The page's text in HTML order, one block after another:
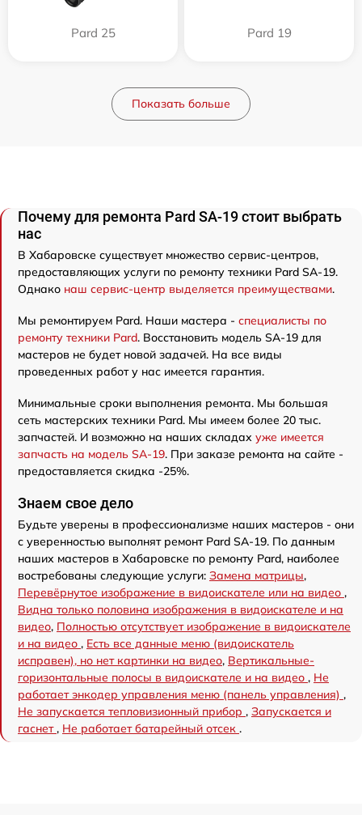
Pard 25 Pard 19
Показать больше
Почему для ремонта Pard SA-19 стоит выбрать
нас
В Хабаровске существует множество сервис-центров,
предоставляющих услуги по ремонту техники Pard SA-19.
Однако наш сервис-центр выделяется преимуществами.
Мы ремонтируем Pard. Наши мастера - специалисты по
ремонту техники Pard. Восстановить модель SA-19 для
мастеров не будет новой задачей. На все виды
проведенных работ у нас имеется гарантия.
Минимальные сроки выполнения ремонта. Мы большая
сеть мастерских техники Pard. Мы имеем более 20 тыс.
запчастей. И возможно на наших складах уже имеется
запчасть на модель SA-19. При заказе ремонта на сайте -
предоставляется скидка -25%.
Знаем свое дело
Будьте уверены в профессионализме наших мастеров - они
с уверенностью выполнят ремонт Pard SA-19. По данным
наших мастеров в Хабаровске по ремонту Pard, наиболее
востребованы следующие услуги: Замена матрицы,
Перевёрнутое изображение в видоискателе или на видео ,
Видна только половина изображения в видоискателе и на
видео, Полностью отсутствует изображение в видоискателе
и на видео , Есть все данные меню (видоискатель
исправен), но нет картинки на видео, Вертикальные-
горизонтальные полосы в видоискателе и на видео , Не
работает энкодер управления меню (панель управления) ,
Не запускается тепловизионный прибор , Запускается и
гаснет, Не работает батарейный отсек .